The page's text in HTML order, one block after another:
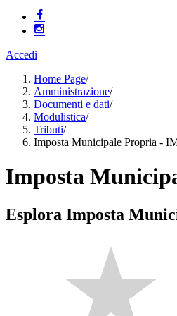
Accedi
Home Page/
Amministrazione/
Documenti e dati/
Modulistica/
Tributi/
Imposta Municipale Propria -
Imposta
Esplora Imposta